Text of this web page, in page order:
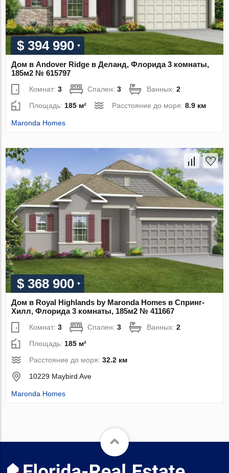
$ 394 990
Дом в Andover Ridge в Деланд, Флорида 3 комнаты,
185м2 № 615797
Комнат:3 Спален:3 Ванных:2
Площадь: 185 м² Расстояние до моря:8.9 км
Maronda Homes
$ 368 900
Дом в Royal Highlands by Maronda Homes в Спринг-
Хилл, Флорида 3 комнаты, 185м2 № 411667
Комнат:3 Спален:3 Ванных:2
Площадь:185 м²
Расстояние до моря:32.2 км
10229 Maybird Ave
Maronda Homes